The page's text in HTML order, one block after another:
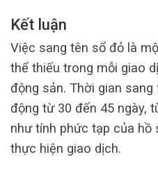
Kết luận
Việc sang tên sổ đỏ là
thể thiếu trong mỗi giao
động sản. Thời gian
động từ 30 đến 45 ngày,
như tính phức tạp của hồ
thực hiện giao dịch.